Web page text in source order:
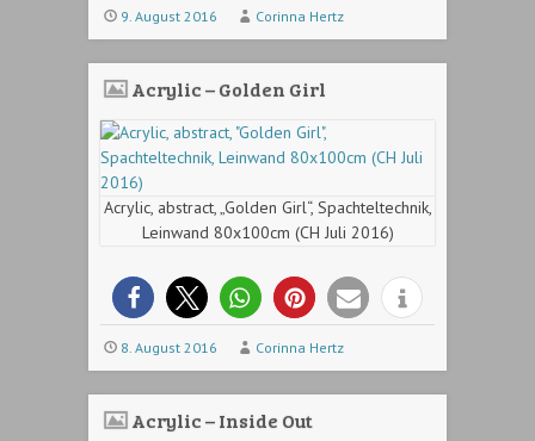
9. August 2016 Corinna Hertz
Acrylic – Golden Girl
Acrylic, abstract, „Golden Girl“, Spachteltechnik,
Leinwand 80x100cm (CH Juli 2016)
8. August 2016 Corinna Hertz
Acrylic – Inside Out